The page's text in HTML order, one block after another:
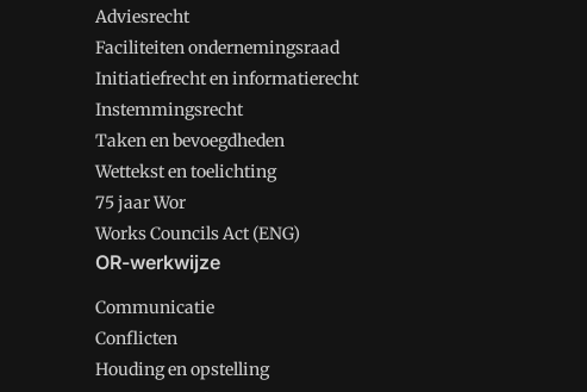
Adviesrecht
Faciliteiten ondernemingsraad
Initiatiefrecht en informatierecht
Instemmingsrecht
Taken en bevoegdheden
Wettekst en toelichting
75 jaar Wor
Works Councils Act (ENG)
OR-werkwijze
Communicatie
Conflicten
Houding en opstelling